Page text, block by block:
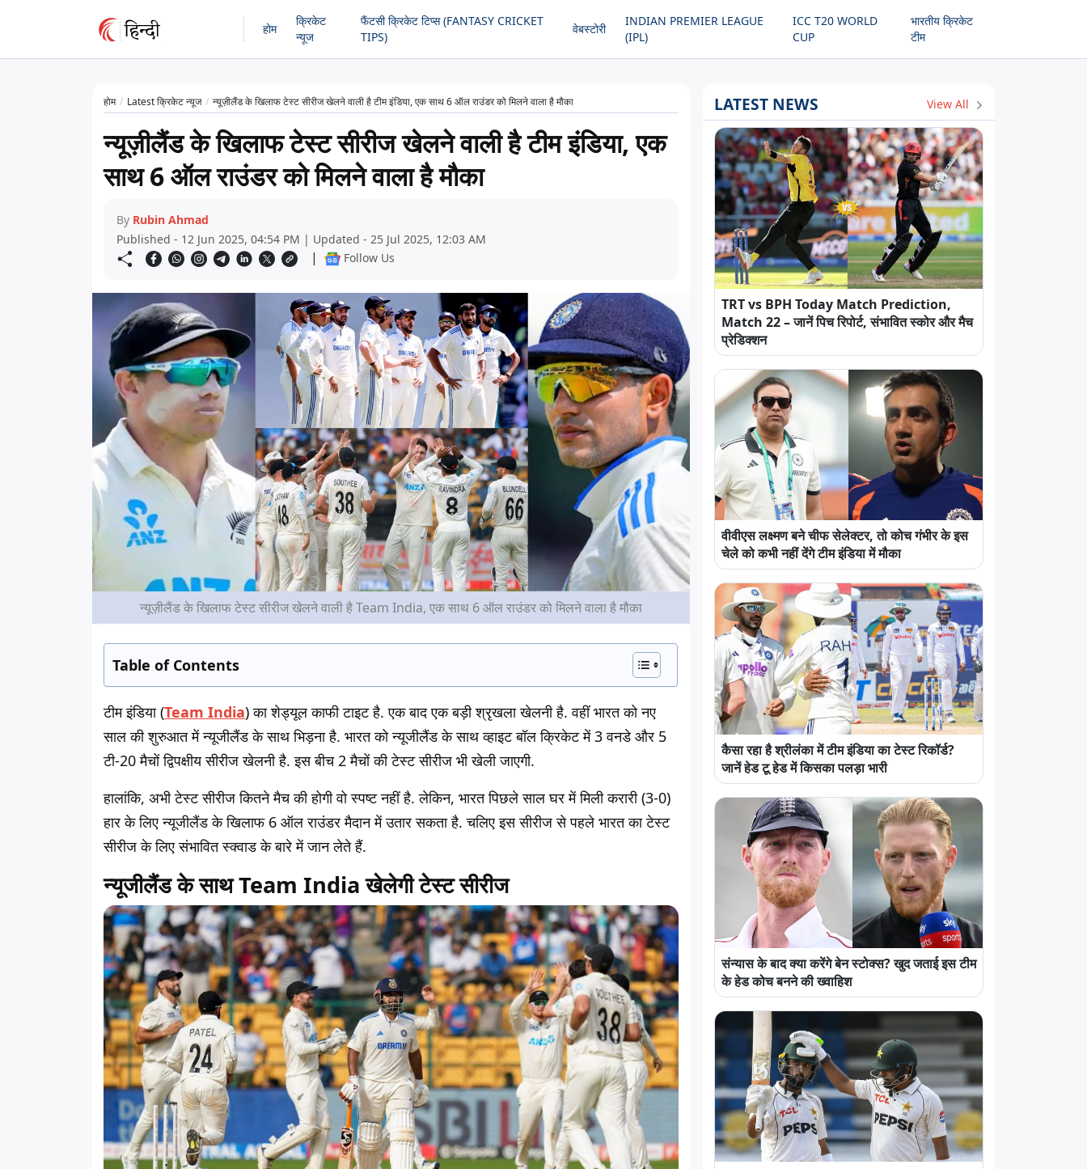
होम
क्रिकेट
न्यूज
फैंटसी क्रिकेट टिप्स (FANTASY CRICKET
TIPS)
वेबस्टोरी
INDIAN PREMIER LEAGUE
(IPL)
ICC T20 WORLD
CUP
भारतीय क्रिकेट
टीम
होम Latest क्रिकेट न्यूज न्यूज़ीलैंड के खिलाफ टेस्ट सीरीज खेलने वाली है टीम इंडिया, एक साथ 6 ऑल राउंडर को मिलने वाला है मौका
न्यूज़ीलैंड के खिलाफ टेस्ट सीरीज खेलने वाली है टीम इंडिया, एक
साथ 6 ऑल राउंडर को मिलने वाला है मौका
By Rubin Ahmad
Published - 12 Jun 2025, 04:54 PM | Updated - 25 Jul 2025, 12:03 AM
| Follow Us
न्यूज़ीलैंड के खिलाफ टेस्ट सीरीज खेलने वाली है Team India, एक साथ 6 ऑल राउंडर को मिलने वाला है मौका
Table of Contents
टीम इंडिया (Team India) का शेड्यूल काफी टाइट है. एक बाद एक बड़ी श्रृखला खेलनी है. वहीं भारत को नए
साल की शुरुआत में न्यूजीलैंड के साथ भिड़ना है. भारत को न्यूजीलैंड के साथ व्हाइट बॉल क्रिकेट में 3 वनडे और 5
टी-20 मैचों द्विपक्षीय सीरीज खेलनी है. इस बीच 2 मैचों की टेस्ट सीरीज भी खेली जाएगी.
हालांकि, अभी टेस्ट सीरीज कितने मैच की होगी वो स्पष्ट नहीं है. लेकिन, भारत पिछले साल घर में मिली करारी (3-0)
हार के लिए न्यूजीलैंड के खिलाफ 6 ऑल राउंडर मैदान में उतार सकता है. चलिए इस सीरीज से पहले भारत का टेस्ट
सीरीज के लिए संभावित स्क्वाड के बारे में जान लेते हैं.
न्यूजीलैंड के साथ Team India खेलेगी टेस्ट सीरीज
LATEST NEWS View All
TRT vs BPH Today Match Prediction,
Match 22 – जानें पिच रिपोर्ट, संभावित स्कोर और मैच
प्रेडिक्शन
वीवीएस लक्ष्मण बने चीफ सेलेक्टर, तो कोच गंभीर के इस
चेले को कभी नहीं देंगे टीम इंडिया में मौका
कैसा रहा है श्रीलंका में टीम इंडिया का टेस्ट रिकॉर्ड?
जानें हेड टू हेड में किसका पलड़ा भारी
संन्यास के बाद क्या करेंगे बेन स्टोक्स? खुद जताई इस टीम
के हेड कोच बनने की ख्वाहिश